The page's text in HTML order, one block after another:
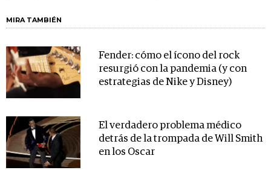
MIRA TAMBIÉN
Fender: cómo el ícono del rock
resurgió con la pandemia (y con
estrategias de Nike y Disney)
El verdadero problema médico
detrás de la trompada de Will Smith
en los Oscar